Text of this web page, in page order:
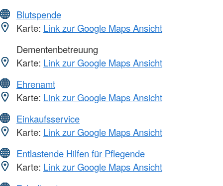
Blutspende
Karte: Link zur Google Maps Ansicht
Dementenbetreuung
Karte: Link zur Google Maps Ansicht
Ehrenamt
Karte: Link zur Google Maps Ansicht
Einkaufsservice
Karte: Link zur Google Maps Ansicht
Entlastende Hilfen für Pflegende
Karte: Link zur Google Maps Ansicht